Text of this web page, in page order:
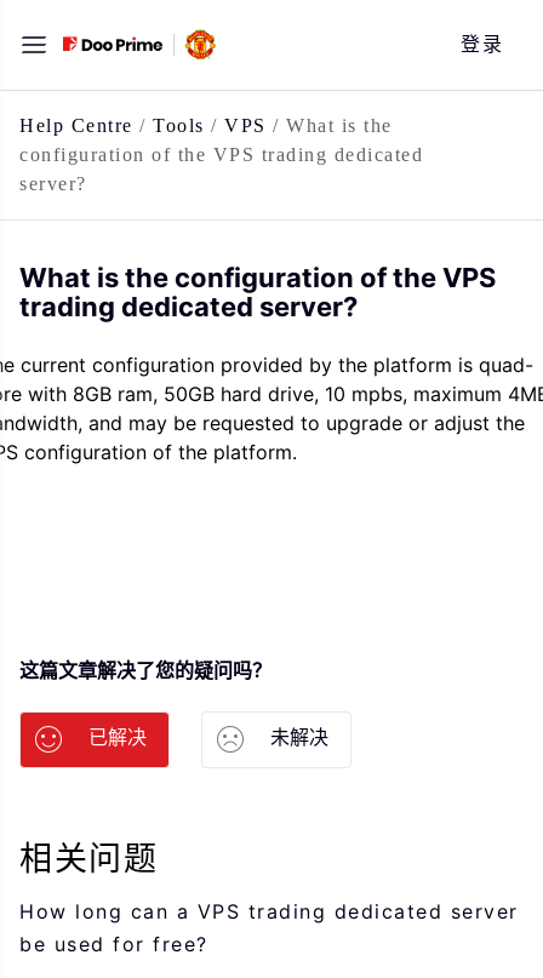
至
内
容
登录
Help Centre / Tools / VPS / What is the
configuration of the VPS trading dedicated
server?
What is the configuration of the VPS
trading dedicated server?
current configuration provided by the platform is quad-
with 8GB ram, 50GB hard drive, 10 mpbs, maximum
and may be requested to upgrade or adjust the
configuration of the platform.
这篇文章解决了您的疑问吗？
已解决 未解决
相关问题
How long can a VPS trading dedicated server
be used for free?